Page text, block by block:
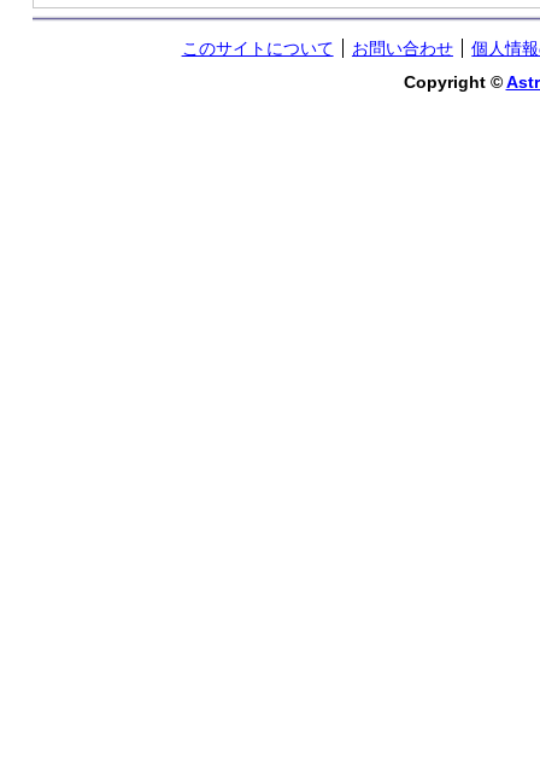
このサイトについて お問い合わせ
個人情
Copyright ©